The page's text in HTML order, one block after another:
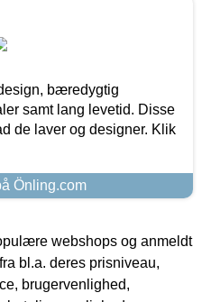
bæredygtig
samt lang levetid. Disse
de laver og designer. Klik
Önling.com
webshops og anmeldt
bl.a. deres prisniveau,
brugervenlighed,